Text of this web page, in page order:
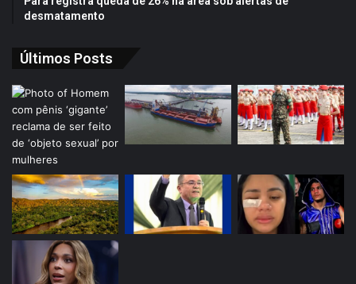
desmatamento
Últimos Posts